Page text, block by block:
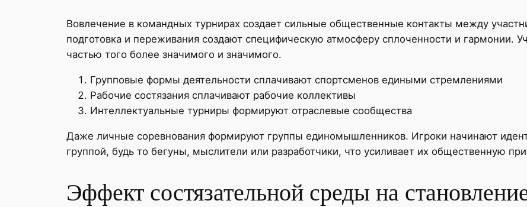
Вовлечение в командных турнирах создает сильные общественные контакты между
подготовка и переживания создают специфическую атмосферу сплоченности и гармонии.
частью того более значимого и значимого.
Групповые формы деятельности сплачивают спортсменов едиными стремлениями
Рабочие состязания сплачивают рабочие коллективы
Интеллектуальные турниры формируют отраслевые сообщества
Даже личные соревнования формируют группы единомышленников. Игроки начинают
группой, будь то бегуны, мыслители или разработчики, что усиливает их общественную
Эффект состязательной среды на